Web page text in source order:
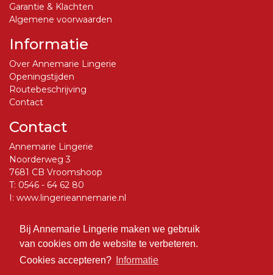
Bij Annemarie Lingerie maken we gebruik
van cookies om de website te verbeteren.
Cookies accepteren?
Informatie
Garantie & Klachten
Algemene voorwaarden
Informatie
Over Annemarie Lingerie
Openingstijden
Routebeschrijving
Contact
Contact
Annemarie Lingerie
Noorderweg 3
7681 CB Vroomshoop
T: 0546 - 64 62 80
I: www.lingerieannemarie.nl
Social Media
Volg ons op Facebook